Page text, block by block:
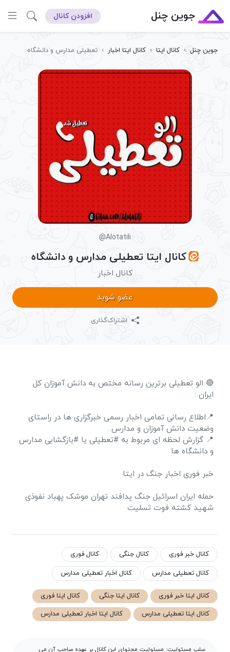
جوین چنل افزودن کانال
جوین چنل › کانال ایتا › کانال ایتا اخبار › تعطیلی مدارس و دانشگاه
@Alotatili
کانال ایتا تعطیلی مدارس و دانشگاه
کانال اخبار
عضو شوید
اشتراک‌گذاری
🔴 الو تعطیلی برترین رسانه مختص به دانش آموزان کل
ایران :
📍اطلاع رسانی تمامی اخبار رسمی خبرگزاری ها در راستای
وضعیت دانش آموزان و مدارس .
📍 گزارش لحظه ای مربوط به #تعطیلی یا #بازگشایی مدارس
و دانشگاه ها
خبر فوری اخبار جنگ در ایتا
حمله ایران اسرائیل جنگ پدافند تهران موشک پهباد نفوذی
شهید کشته فوت تسلیت
کانال خبر فوری کانال جنگی کانال فوری
کانال تعطیلی مدارس کانال اخبار تعطیلی مدارس
کانال ایتا خبر فوری کانال ایتا جنگی
کانال ایتا فوری
کانال ایتا تعطیلی مدارس
کانال ایتا اخبار تعطیلی مدارس
سلب مسئولیت: مسئولیت محتوای این کانال بر عهده صاحب آن می